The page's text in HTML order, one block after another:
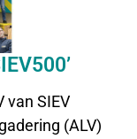
van SIEV
(ALV)